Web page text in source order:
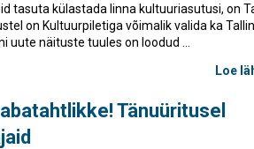
tasuta külastada linna kultuuriasutusi, on
on Kultuurpiletiga võimalik valida ka
näituste tuules on loodud ...
Loe
Tänuüritusel